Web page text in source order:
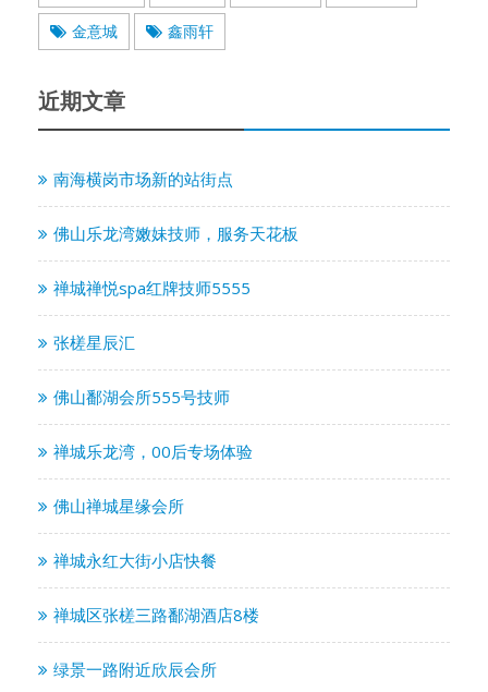
金意城 鑫雨轩
近期文章
南海横岗市场新的站街点
佛山乐龙湾嫩妹技师，服务天花板
禅城禅悦spa红牌技师5555
张槎星辰汇
佛山鄱湖会所555号技师
禅城乐龙湾，00后专场体验
佛山禅城星缘会所
禅城永红大街小店快餐
禅城区张槎三路鄱湖酒店8楼
绿景一路附近欣辰会所